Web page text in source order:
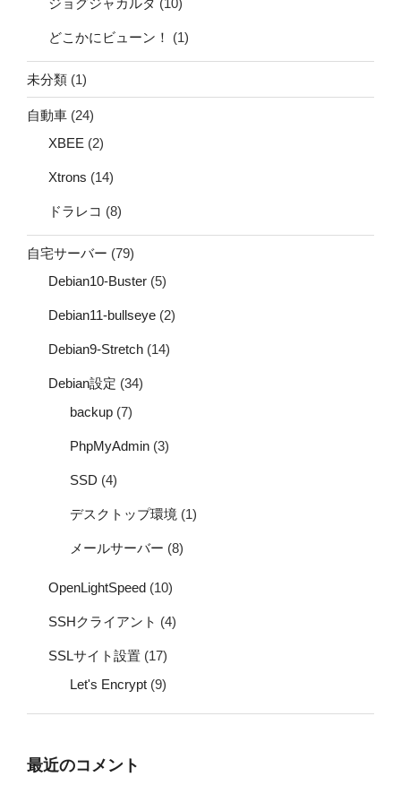
ジョグジャカルタ (10)
どこかにビューン！ (1)
未分類 (1)
自動車 (24)
XBEE (2)
Xtrons (14)
ドラレコ (8)
自宅サーバー (79)
Debian10-Buster (5)
Debian11-bullseye (2)
Debian9-Stretch (14)
Debian設定 (34)
backup (7)
PhpMyAdmin (3)
SSD (4)
デスクトップ環境 (1)
メールサーバー (8)
OpenLightSpeed (10)
SSHクライアント (4)
SSLサイト設置 (17)
Let's Encrypt (9)
最近のコメント